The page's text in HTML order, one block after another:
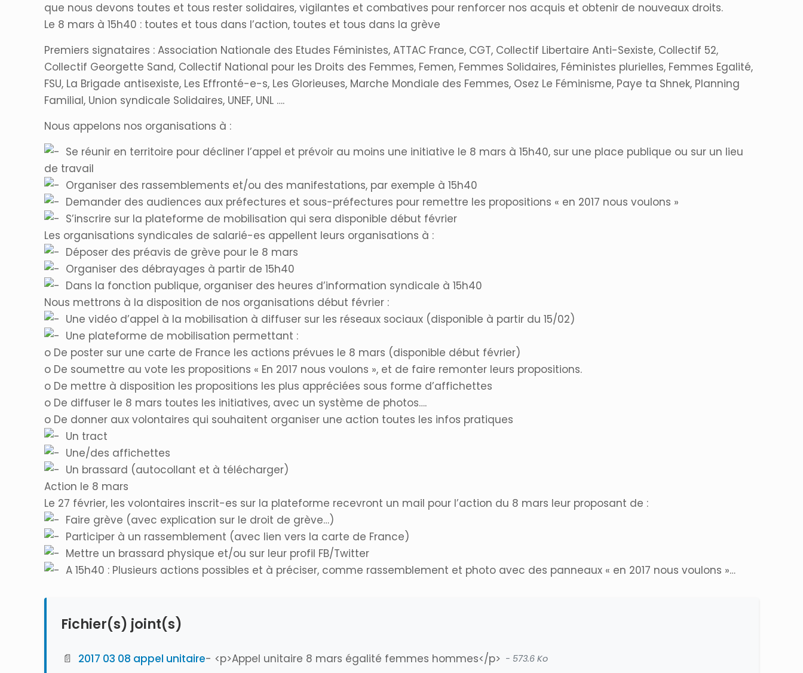
que nous devons toutes et tous rester solidaires, vigilantes et combatives pour renforcer nos acquis et obtenir de nouveaux droits.
Le 8 mars à 15h40 : toutes et tous dans l’action, toutes et tous dans la grève
Premiers signataires : Association Nationale des Etudes Féministes, ATTAC France, CGT, Collectif Libertaire Anti-Sexiste, Collectif 52,
Collectif Georgette Sand, Collectif National pour les Droits des Femmes, Femen, Femmes Solidaires, Féministes plurielles, Femmes Egalité,
FSU, La Brigade antisexiste, Les Effronté-e-s, Les Glorieuses, Marche Mondiale des Femmes, Osez Le Féminisme, Paye ta Shnek, Planning
Familial, Union syndicale Solidaires, UNEF, UNL ….
Nous appelons nos organisations à :
Se réunir en territoire pour décliner l’appel et prévoir au moins une initiative le 8 mars à 15h40, sur une place publique ou sur un lieu
de travail
Organiser des rassemblements et/ou des manifestations, par exemple à 15h40
Demander des audiences aux préfectures et sous-préfectures pour remettre les propositions « en 2017 nous voulons »
S’inscrire sur la plateforme de mobilisation qui sera disponible début février
Les organisations syndicales de salarié-es appellent leurs organisations à :
Déposer des préavis de grève pour le 8 mars
Organiser des débrayages à partir de 15h40
Dans la fonction publique, organiser des heures d’information syndicale à 15h40
Nous mettrons à la disposition de nos organisations début février :
Une vidéo d’appel à la mobilisation à diffuser sur les réseaux sociaux (disponible à partir du 15/02)
Une plateforme de mobilisation permettant :
o De poster sur une carte de France les actions prévues le 8 mars (disponible début février)
o De soumettre au vote les propositions « En 2017 nous voulons », et de faire remonter leurs propositions.
o De mettre à disposition les propositions les plus appréciées sous forme d’affichettes
o De diffuser le 8 mars toutes les initiatives, avec un système de photos….
o De donner aux volontaires qui souhaitent organiser une action toutes les infos pratiques
Un tract
Une/des affichettes
Un brassard (autocollant et à télécharger)
Action le 8 mars
Le 27 février, les volontaires inscrit-es sur la plateforme recevront un mail pour l’action du 8 mars leur proposant de :
Faire grève (avec explication sur le droit de grève…)
Participer à un rassemblement (avec lien vers la carte de France)
Mettre un brassard physique et/ou sur leur profil FB/Twitter
A 15h40 : Plusieurs actions possibles et à préciser, comme rassemblement et photo avec des panneaux « en 2017 nous voulons »…
Fichier(s) joint(s)
📄 2017 03 08 appel unitaire- <p>Appel unitaire 8 mars égalité femmes hommes</p> - 573.6 Ko